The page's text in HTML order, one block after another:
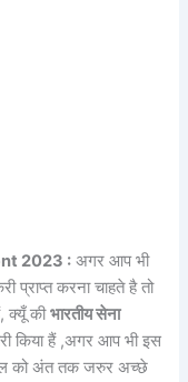
2023 : अगर आप भी
प्राप्त करना चाहते है तो
क्यूँ कीभारतीय सेना
किया हैं ,अगर आप भी इस
को अंत तक जरुर अच्छे